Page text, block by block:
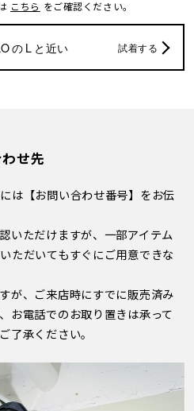
こちら をご確認ください。
の L と近い 試着する
せ先
は【お問い合わせ番号】をお伝
いただけますが、一部アイテム
ただいてもすぐにご用意できな
が、ご来店時にすでに販売済み
お電話でのお取り置きは承って
了承ください。